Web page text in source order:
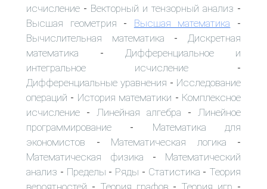
исчисление - Векторный и тензорный анализ -
Высшая геометрия - Высшая математика -
Вычислительная математика - Дискретная
математика - Дифференциальное и
интегральное исчисление -
Дифференциальные уравнения - Исследование
операций - История математики - Комплексное
исчисление - Линейная алгебра -
Линейное
программирование - Математика для
экономистов - Математическая логика -
Математическая физика - Математический
анализ - Пределы - Ряды - Статистика - Теория
вероятностей
Теория графов Теория игр